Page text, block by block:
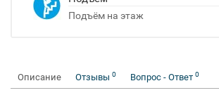
Подъём на этаж
Описание Отзывы 0 Вопрос - Ответ 0